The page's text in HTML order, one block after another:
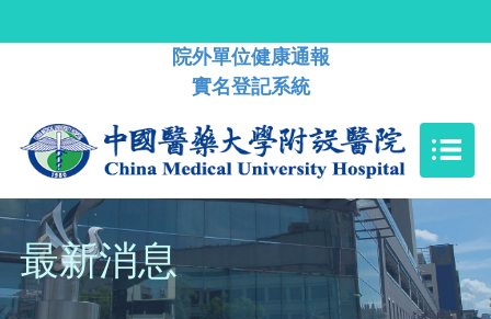
院外單位健康通報
實名登記系統
最新消息